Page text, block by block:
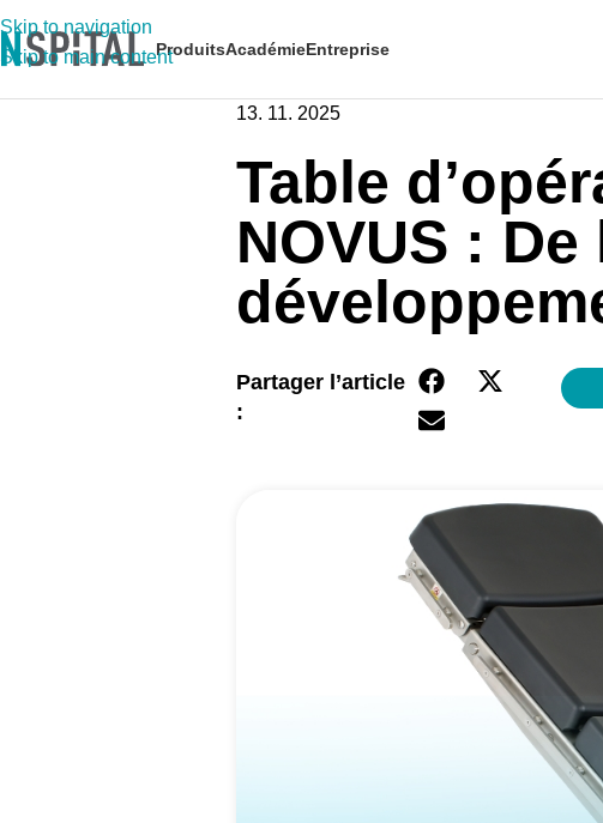
Skip to navigation
Skip to main contentProduitsAcadémieEntreprise
13. 11. 2025
Table
NOVUS :
Partager l’article
: